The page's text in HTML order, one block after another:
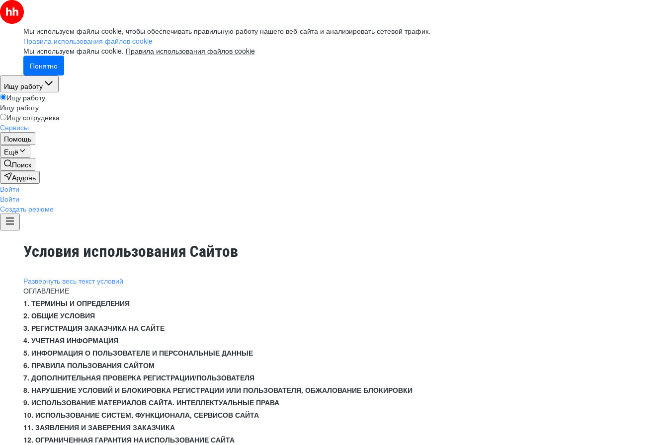
Мы используем файлы cookie, чтобы обеспечивать правильную работу нашего веб-сайта и анализировать сетевой трафик.
Правила использования файлов cookie
Мы используем файлы cookie. Правила использования файлов cookie
Понятно
Ищу работу
Ищу работу
Ищу работу
Ищу сотрудника
Сервисы
Помощь
Ещё
Поиск
Ардонь
Войти
Войти
Создать резюме
Условия использования Сайтов
Развернуть весь текст условий
ОГЛАВЛЕНИЕ
1. ТЕРМИНЫ И ОПРЕДЕЛЕНИЯ
2. ОБЩИЕ УСЛОВИЯ
3. РЕГИСТРАЦИЯ ЗАКАЗЧИКА НА САЙТЕ
4. УЧЕТНАЯ ИНФОРМАЦИЯ
5. ИНФОРМАЦИЯ О ПОЛЬЗОВАТЕЛЕ И ПЕРСОНАЛЬНЫЕ ДАННЫЕ
6. ПРАВИЛА ПОЛЬЗОВАНИЯ САЙТОМ
7. ДОПОЛНИТЕЛЬНАЯ ПРОВЕРКА РЕГИСТРАЦИИ/ПОЛЬЗОВАТЕЛЯ
8. НАРУШЕНИЕ УСЛОВИЙ И БЛОКИРОВКА РЕГИСТРАЦИИ ИЛИ ПОЛЬЗОВАТЕЛЯ, ОБЖАЛОВАНИЕ БЛОКИРОВКИ
9. ИСПОЛЬЗОВАНИЕ МАТЕРИАЛОВ САЙТА. ИНТЕЛЛЕКТУАЛЬНЫЕ ПРАВА
10. ИСПОЛЬЗОВАНИЕ СИСТЕМ, ФУНКЦИОНАЛА, СЕРВИСОВ САЙТА
11. ЗАЯВЛЕНИЯ И ЗАВЕРЕНИЯ ЗАКАЗЧИКА
12. ОГРАНИЧЕННАЯ ГАРАНТИЯ НА ИСПОЛЬЗОВАНИЕ САЙТА